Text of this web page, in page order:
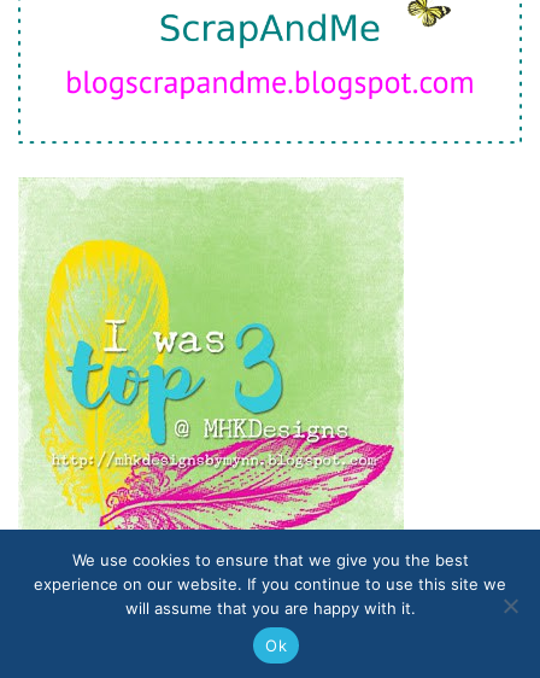
|Themes and Plugins developed
We use cookies to ensure that we give you the best
experience on our website. If you continue to use this site we
will assume that you are happy with it.
Ok